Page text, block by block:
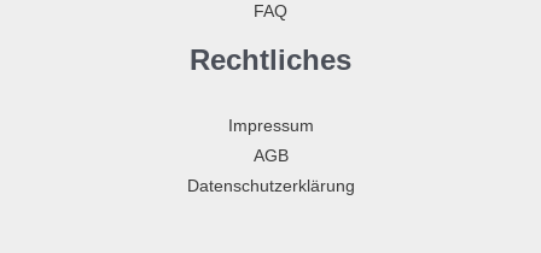
FAQ
Rechtliches
Impressum
AGB
Datenschutzerklärung